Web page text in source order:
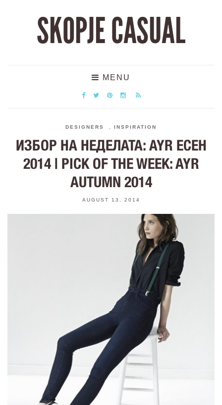
SKOPJE CASUAL
MENU
DESIGNERS INSPIRATION
ИЗБОР НА НЕДЕЛАТА: AYR ЕСЕН
2014 | PICK OF THE WEEK: AYR
AUTUMN 2014
AUGUST 13, 2014